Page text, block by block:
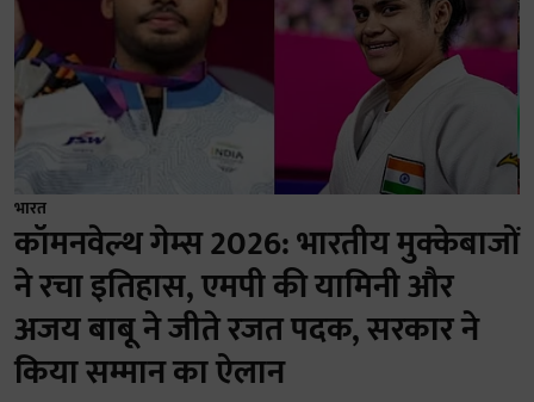
भारत
कॉमनवेल्थ गेम्स 2026: भारतीय मुक्केबाजों
ने रचा इतिहास, एमपी की यामिनी और
अजय बाबू ने जीते रजत पदक, सरकार ने
किया सम्मान का ऐलान